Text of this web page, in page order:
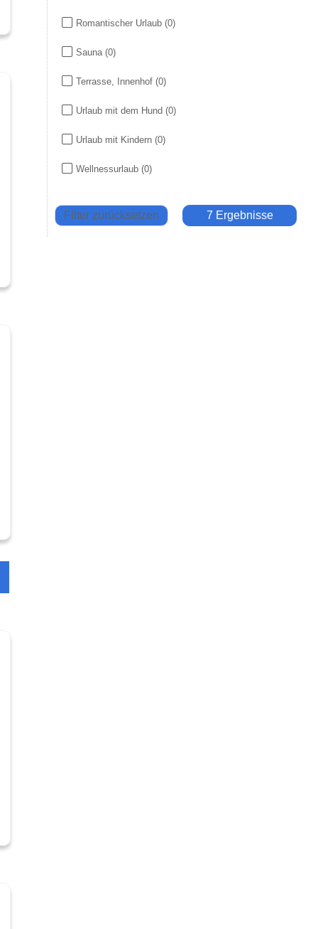
Romantischer Urlaub (0)
Sauna (0)
Terrasse, Innenhof (0)
Urlaub mit dem Hund (0)
Urlaub mit Kindern (0)
Wellnessurlaub (0)
Filter zurücksetzen 7 Ergebnisse